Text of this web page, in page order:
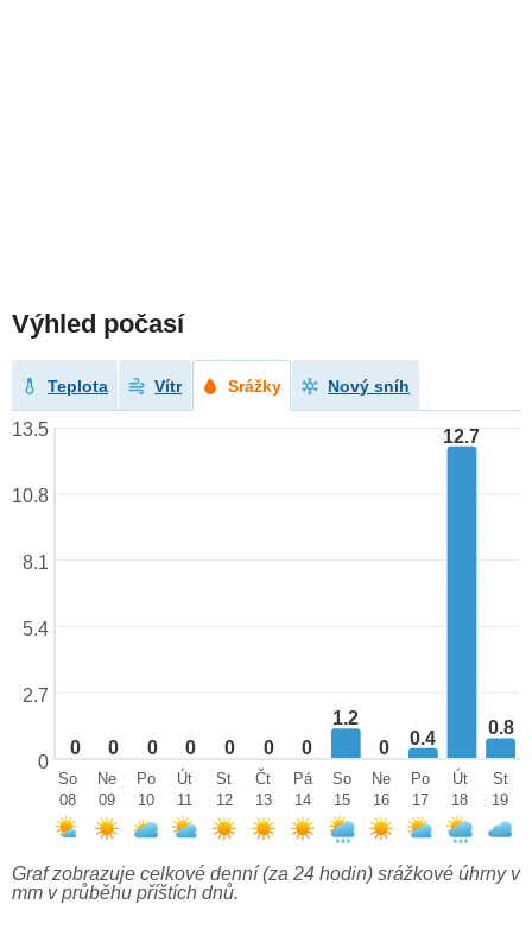
Výhled počasí
Teplota Vítr Srážky Nový sníh
0 0 0 0 0 0 0
1.2
0 0.4
12.7
0.8
13.5
10.8
8.1
5.4
2.7
0
So
08
Ne
09
Po
10
Út
11
St
12
Čt
13
Pá
14
So
15
Ne
16
Po
17
Út
18
St
19
Graf zobrazuje celkové denní (za 24 hodin) srážkové úhrny v
mm v průběhu příštích dnů.